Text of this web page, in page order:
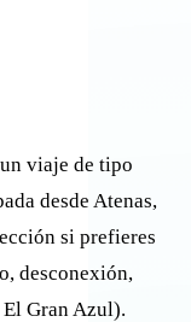
viaje de tipo
desde Atenas,
si prefieres
desconexión,
Gran Azul).